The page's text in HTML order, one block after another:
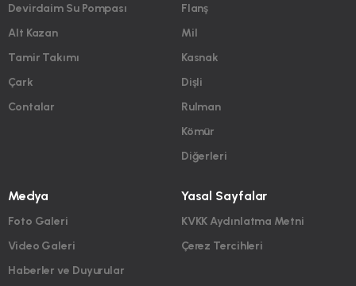
Devirdaim Su Pompası
Alt Kazan
Tamir Takımı
Çark
Contalar
Flanş
Mil
Kasnak
Dişli
Rulman
Kömür
Diğerleri
Medya
Foto Galeri
Video Galeri
Haberler ve Duyurular
Yasal Sayfalar
KVKK Aydınlatma Metni
Çerez Tercihleri